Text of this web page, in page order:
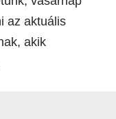
az aktuális
akik